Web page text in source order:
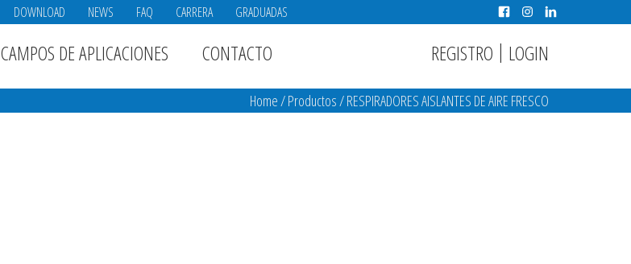
DOWNLOAD NEWS FAQ CARRERA GRADUADAS
CAMPOS DE APLICACIONES CONTACTO REGISTRO | LOGIN
Home/Productos/RESPIRADORES AISLANTES DE AIRE FRESCO